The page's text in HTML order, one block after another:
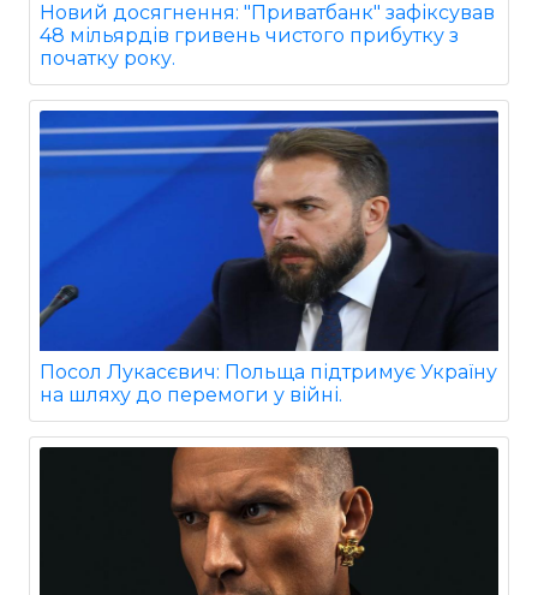
Новий досягнення: "Приватбанк" зафіксував
48 мільярдів гривень чистого прибутку з
початку року.
Посол Лукасєвич: Польща підтримує Україну
на шляху до перемоги у війні.